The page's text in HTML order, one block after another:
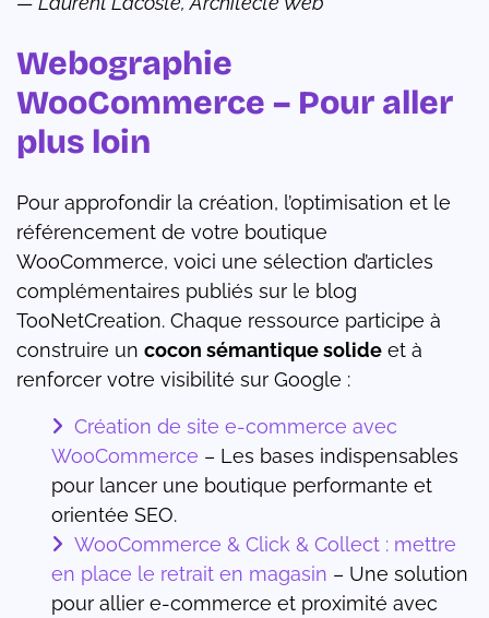
Webographie
WooCommerce – Pour aller
plus loin
Pour approfondir la création, l’optimisation et le
référencement de votre boutique
WooCommerce, voici une sélection d’articles
complémentaires publiés sur le blog
TooNetCreation. Chaque ressource participe à
construire un cocon sémantique solide et à
renforcer votre visibilité sur Google :
Création de site e-commerce avec
WooCommerce – Les bases indispensables
pour lancer une boutique performante et
orientée SEO.
WooCommerce & Click & Collect : mettre
en place le retrait en magasin – Une solution
pour allier e-commerce et proximité avec